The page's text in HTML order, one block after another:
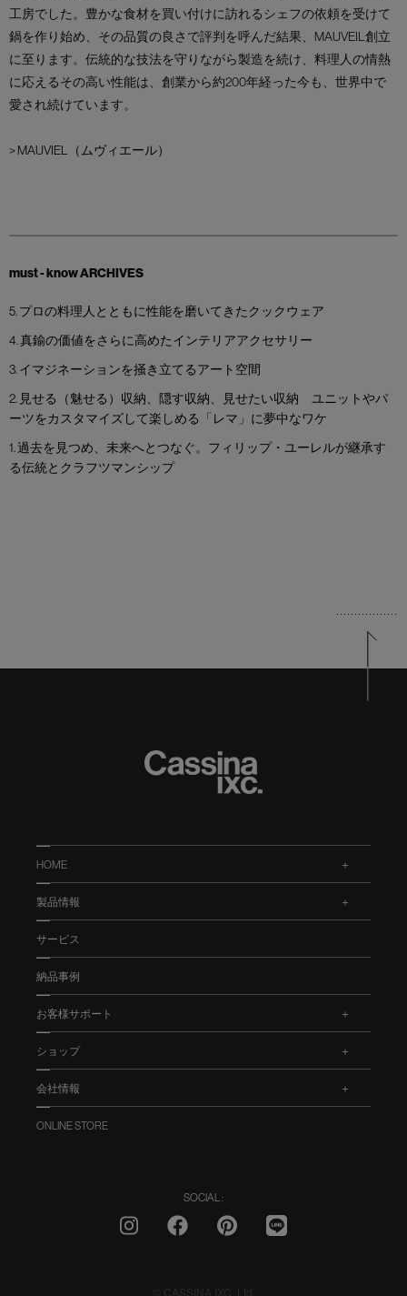
工房でした。豊かな食材を買い付けに訪れるシェフの依頼を受けて
鍋を作り始め、その品質の良さで評判を呼んだ結果、MAUVEIL創立
に至ります。伝統的な技法を守りながら製造を続け、料理人の情熱
に応えるその高い性能は、創業から約200年経った今も、世界中で
愛され続けています。
> MAUVIEL（ムヴィエール）
must - know ARCHIVES
5. プロの料理人とともに性能を磨いてきたクックウェア
4. 真鍮の価値をさらに高めたインテリアアクセサリー
3. イマジネーションを掻き立てるアート空間
2. 見せる（魅せる）収納、隠す収納、見せたい収納 ユニットやパ
ーツをカスタマイズして楽しめる「レマ」に夢中なワケ
1. 過去を見つめ、未来へとつなぐ。フィリップ・ユーレルが継承す
る伝統とクラフツマンシップ
HOME
製品情報
サービス
納品事例
お客様サポート
ショップ
会社情報
ONLINE STORE
SOCIAL :
© CASSINA IXC. Ltd.